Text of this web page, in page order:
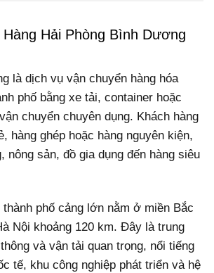
Hải Phòng Bình Dương
là dịch vụ vận chuyển hàng hóa
phố bằng xe tải, container hoặc
chuyển chuyên dụng. Khách hàng
hàng ghép hoặc hàng nguyên kiện,
nông sản, đồ gia dụng đến hàng siêu
thành phố cảng lớn nằm ở miền Bắc
Nội khoảng 120 km. Đây là trung
và vận tải quan trọng, nổi tiếng
tế, khu công nghiệp phát triển và hệ